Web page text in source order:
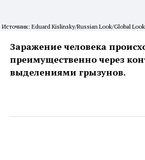
Источник: Eduard Kislinsky/Russian Look/Global
Заражение человека
преимущественно через
выделениями грызунов.